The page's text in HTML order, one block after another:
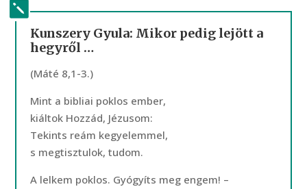
Kunszery Gyula: Mikor pedig lejött a
hegyről …
(Máté 8,1-3.)
Mint a bibliai poklos ember,
kiáltok Hozzád, Jézusom:
Tekints reám kegyelemmel,
s megtisztulok, tudom.
A lelkem poklos. Gyógyíts meg engem! –